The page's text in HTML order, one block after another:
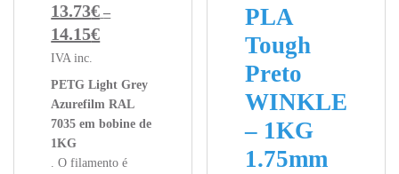
13.73€ –
14.15€Price range: 13.73€ through 14.15€
IVA inc.
PETG Light Grey
Azurefilm RAL
7035 em bobine de
1KG
. O filamento é
PLA
Tough
Preto
WINKLE
– 1KG
1.75mm